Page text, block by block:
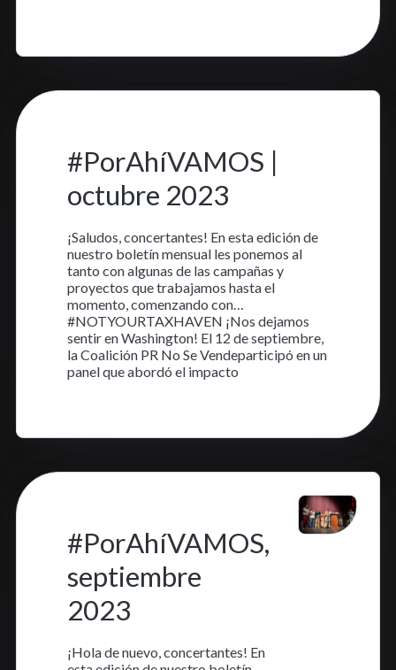
#PorAhíVAMOS |
octubre 2023
¡Saludos, concertantes! En esta edición de
nuestro boletín mensual les ponemos al
tanto con algunas de las campañas y
proyectos que trabajamos hasta el
momento, comenzando con…
#NOTYOURTAXHAVEN ¡Nos dejamos
sentir en Washington! El 12 de septiembre,
la Coalición PR No Se Vendeparticipó en un
panel que abordó el impacto
#PorAhíVAMOS,
septiembre
2023
¡Hola de nuevo, concertantes! En